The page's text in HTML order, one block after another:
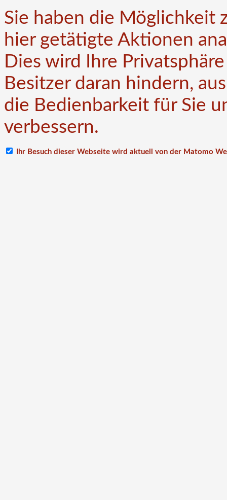
Sie haben die Möglichkeit
hier getätigte Aktionen
Dies wird Ihre
Besitzer daran hindern,
die Bedienbarkeit für Sie
verbessern.
Ihr Besuch dieser Webseite wird aktuell von der Matomo